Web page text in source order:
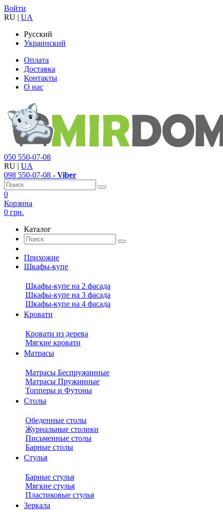
Войти
RU | UA
Русский
Украинский
Оплата
Доставка
Контакты
О нас
050 550-07-08
RU | UA
098 550-07-08 - Viber
0
Корзина
0 грн.
Каталог
Прихожие
Шкафы-купе
Шкафы-купе на 2 фасада
Шкафы-купе на 3 фасада
Шкафы-купе на 4 фасада
Кровати
Кровати из дерева
Мягкие кровати
Матрасы
Матрасы Беспружинные
Матрасы Пружинные
Топперы и Футоны
Столы
Обеденные столы
Журнальные столики
Письменные столы
Барные столы
Стулья
Барные стулья
Мягкие стулья
Пластиковые стулья
Зеркала